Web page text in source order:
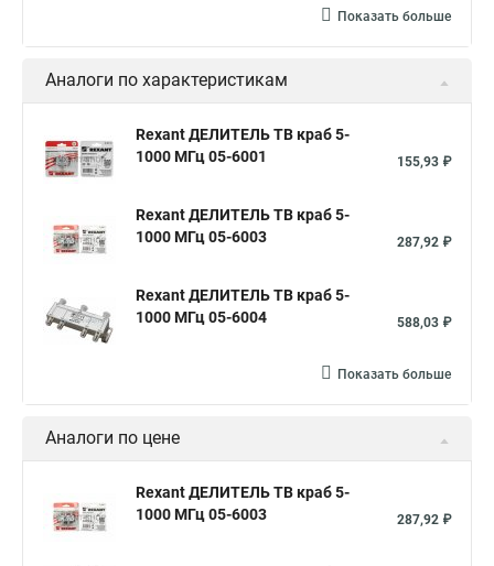
Показать больше
Аналоги по характеристикам
Rexant ДЕЛИТЕЛЬ ТВ краб 5-
1000 МГц 05-6001
155,93 ₽
Rexant ДЕЛИТЕЛЬ ТВ краб 5-
1000 МГц 05-6003
287,92 ₽
Rexant ДЕЛИТЕЛЬ ТВ краб 5-
1000 МГц 05-6004
588,03 ₽
Показать больше
Аналоги по цене
Rexant ДЕЛИТЕЛЬ ТВ краб 5-
1000 МГц 05-6003
287,92 ₽